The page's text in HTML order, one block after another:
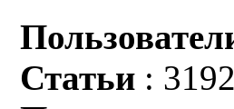
Статьи : 3192